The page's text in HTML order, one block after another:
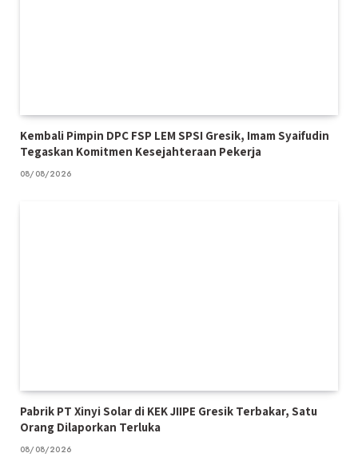
Kembali Pimpin DPC FSP LEM SPSI Gresik, Imam Syaifudin
Tegaskan Komitmen Kesejahteraan Pekerja
08/08/2026
Pabrik PT Xinyi Solar di KEK JIIPE Gresik Terbakar, Satu
Orang Dilaporkan Terluka
08/08/2026